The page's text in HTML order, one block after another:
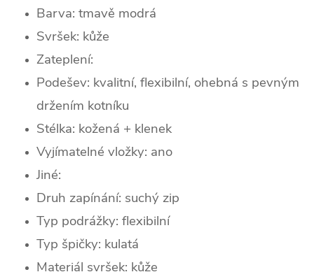
Barva: tmavě modrá
Svršek: kůže
Zateplení:
Podešev: kvalitní, flexibilní, ohebná s pevným
držením kotníku
Stélka: kožená + klenek
Vyjímatelné vložky: ano
Jiné:
Druh zapínání: suchý zip
Typ podrážky: flexibilní
Typ špičky: kulatá
Materiál svršek: kůže